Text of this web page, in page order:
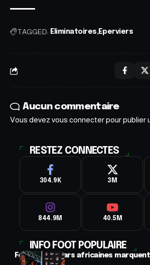
TAGGED: Eliminatoires Eperviers
Aucun commentaire
Vous devez vous connecterpour publier
RESTEZ CONNECTES
304.9K 3M
844.9M 40.5M
INFO FOOT POPULAIRE
Football : 2 stars africaines